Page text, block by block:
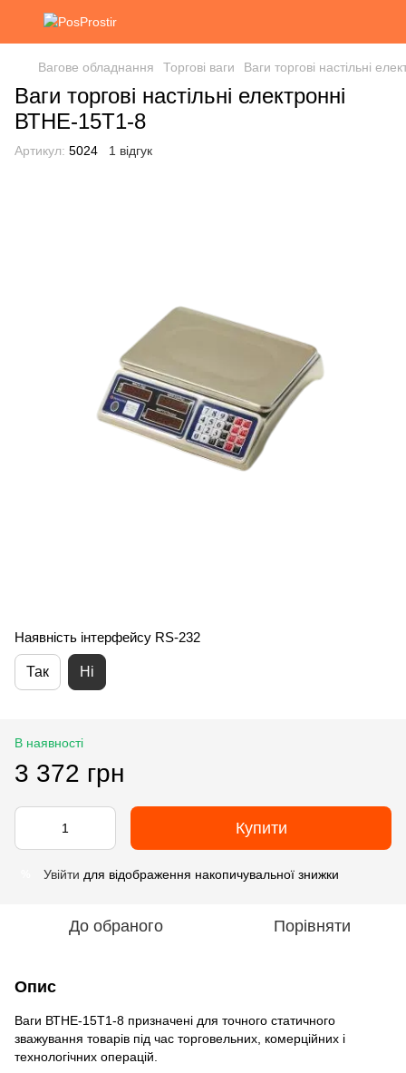
Вагове обладнання Торгові ваги Ваги торгові настільні
Ваги торгові настільні електронні
ВТНЕ-15Т1-8
Артикул: 5024 1 відгук
Наявність інтерфейсу RS-232
Так Ні
В наявності
3 372 грн
Купити
Увійти для відображення накопичувальної знижки
До обраного Порівняти
Опис
Ваги ВТНЕ-15Т1-8 призначені для точного статичного
зважування товарів під час торговельних, комерційних і
технологічних операцій.